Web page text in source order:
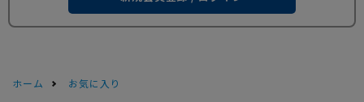
ホーム お気に入り